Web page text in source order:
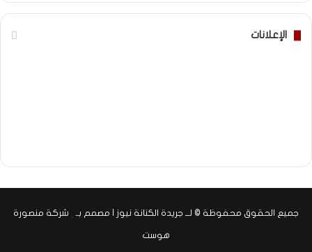
الإعلانات
جميع الحقوق محفوظة © لــ جريدة الكنانة نيوز | مصمم بـ شركة منصورة
هوست